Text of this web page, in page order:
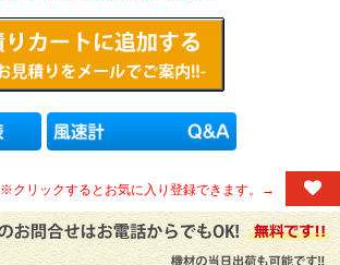
※クリックするとお気に入り登録できます。→